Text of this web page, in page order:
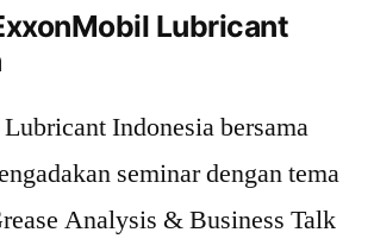
Lubricant
Indonesia bersama
seminar dengan tema
Analysis & Business Talk